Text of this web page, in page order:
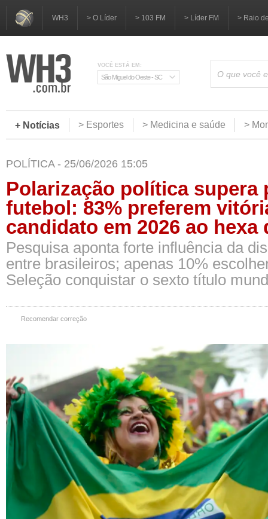
WH3 > O Líder > 103 FM > Líder FM > Raio
VOCÊ ESTÁ EM:
São Miguel do Oeste - SC
+ Notícias > Esportes > Medicina e saúde >
POLÍTICA - 25/06/2026 15:05
Polarização política supera
futebol: 83% preferem
candidato em 2026 ao hexa
Pesquisa aponta forte influência da
entre brasileiros; apenas 10%
Seleção conquistar o sexto título
Recomendar correção